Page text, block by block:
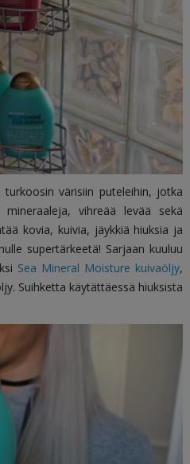
värisiin puteleihin, jotka
vihreää levää sekä
kovia, kuivia, jäykkiä hiuksia ja
supertärkeetä! Sarjaan kuuluu
Sea Mineral Moisture kuivaöljy,
Suihketta käytättäessä hiuksista